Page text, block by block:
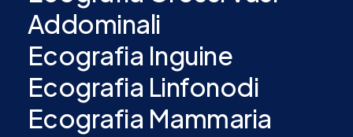
Addominali
Ecografia Inguine
Ecografia Linfonodi
Ecografia Mammaria